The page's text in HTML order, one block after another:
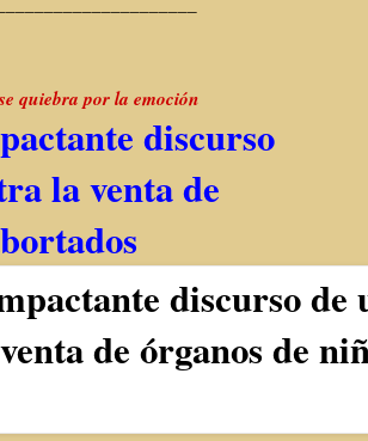
quiebra por la emoción
discurso
la venta de